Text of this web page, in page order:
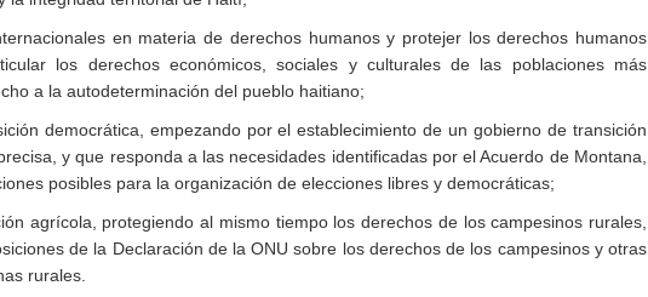
en materia de derechos humanos y protejer los derechos humanos
los derechos económicos, sociales y culturales de las poblaciones más
a la autodeterminación del pueblo haitiano;
democrática, empezando por el establecimiento de un gobierno de transición
y que responda a las necesidades identificadas por el Acuerdo de Montana,
posibles para la organización de elecciones libres y democráticas;
agrícola, protegiendo al mismo tiempo los derechos de los campesinos rurales,
de la Declaración de la ONU sobre los derechos de los campesinos y otras
rurales.